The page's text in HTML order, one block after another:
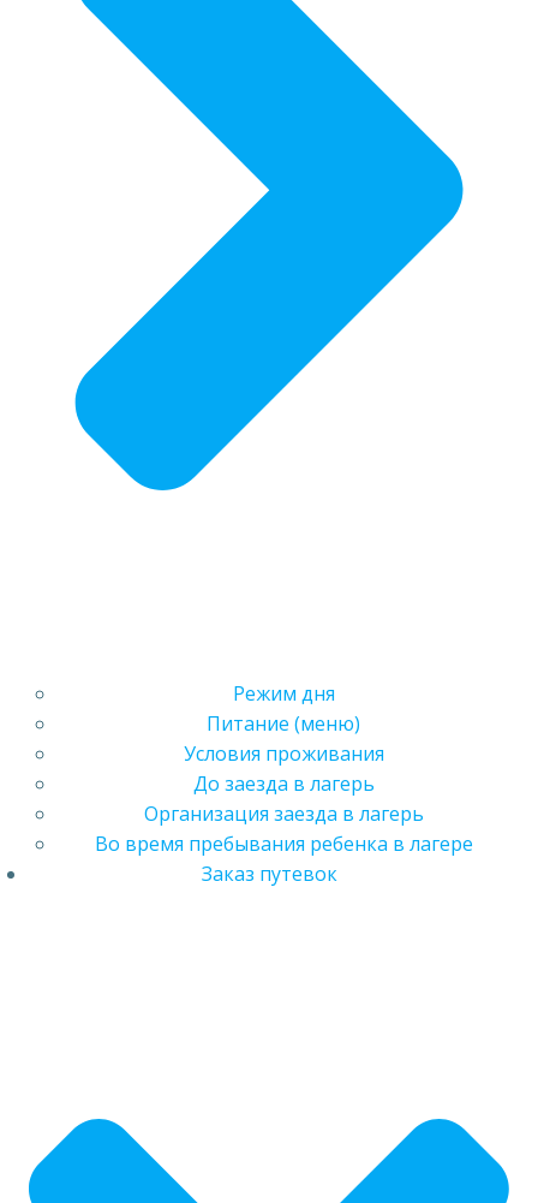
Режим дня
Питание (меню)
Условия проживания
До заезда в лагерь
Организация заезда в лагерь
Во время пребывания ребенка в лагере
Заказ путевок